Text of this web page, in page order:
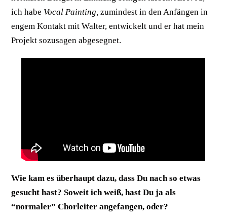
ich habe Vocal Painting, zumindest in den Anfängen in
engem Kontakt mit Walter, entwickelt und er hat mein
Projekt sozusagen abgesegnet.
Wie kam es überhaupt dazu, dass Du nach so etwas
gesucht hast? Soweit ich weiß, hast Du ja als
“normaler” Chorleiter angefangen, oder?